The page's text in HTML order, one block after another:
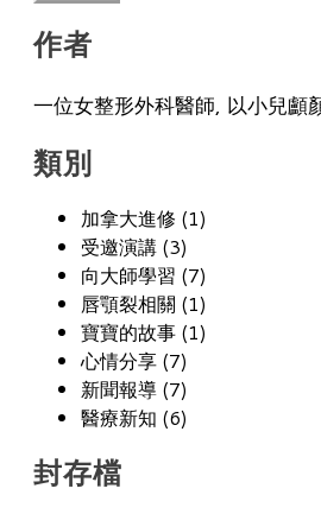
作者
一位女整形外科醫師, 以小兒顱
類別
加拿大進修 (1)
受邀演講 (3)
向大師學習 (7)
唇顎裂相關 (1)
寶寶的故事 (1)
心情分享 (7)
新聞報導 (7)
醫療新知 (6)
封存檔